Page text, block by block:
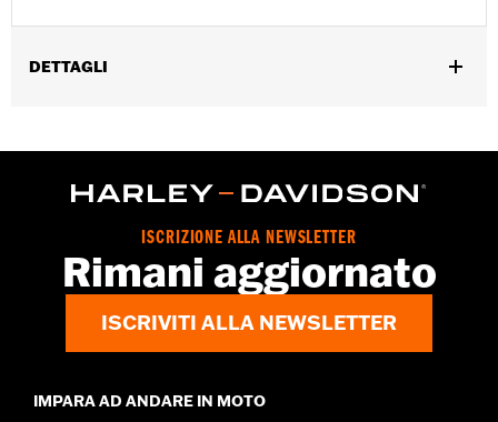
DETTAGLI
Istruzioni di installazione
Venduti singolarmente:Ciascuno
Contenuto della confezione:2 pezzi di materiale (1 per lato)
,,,,,,,,,,,,,,,,,,,,,,,,,,,,,,,,,,,,,,,,,,,,,,,,,,,,,,,,,,,,,,,,,,,
ISCRIZIONE ALLA NEWSLETTER
Rimani aggiornato
ISCRIVITI ALLA NEWSLETTER
IMPARA AD ANDARE IN MOTO